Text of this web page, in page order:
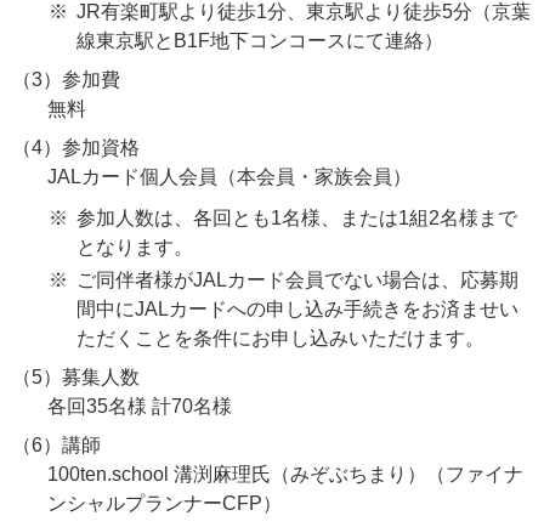
JR有楽町駅より徒歩1分、東京駅より徒歩5分（京葉
線東京駅とB1F地下コンコースにて連絡）
（3）参加費
無料
（4）参加資格
JALカード個人会員（本会員・家族会員）
参加人数は、各回とも1名様、または1組2名様まで
となります。
ご同伴者様がJALカード会員でない場合は、応募期
間中にJALカードへの申し込み手続きをお済ませい
ただくことを条件にお申し込みいただけます。
（5）募集人数
各回35名様 計70名様
（6）講師
100ten.school 溝渕麻理氏（みぞぶちまり）（ファイナ
ンシャルプランナーCFP）